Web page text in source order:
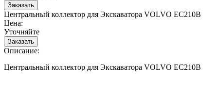
Центральный коллектор для Экскаватора VOLVO EC210B
Цена:
Уточняйте
Описание:
Центральный коллектор для Экскаватора VOLVO EC210B